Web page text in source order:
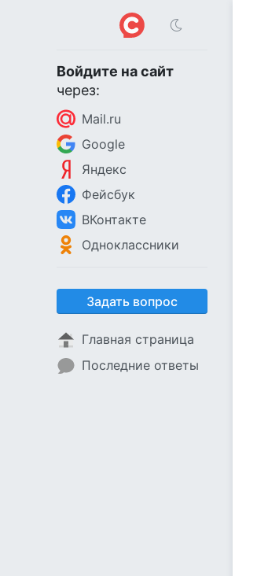
Войдите на сайт
через:
Mail.ru
Google
Яндекс
Фейсбук
ВКонтакте
Одноклассники
Задать вопрос
Главная страница
Последние ответы